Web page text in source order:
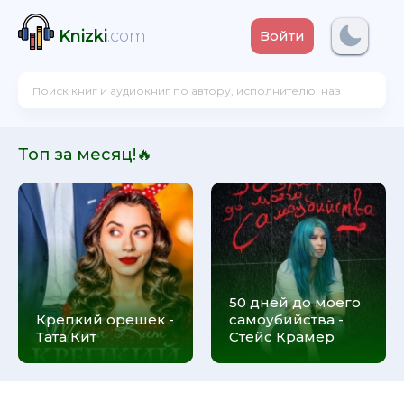
Knizki.com Войти
Топ за месяц!🔥
Крепкий орешек -
Тата Кит
50 дней до моего
самоубийства -
Стейс Крамер